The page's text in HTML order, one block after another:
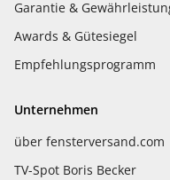
Garantie &
Awards & Gütesiegel
Empfehlungsprogramm
Unternehmen
über fensterversand.com
TV-Spot Boris Becker